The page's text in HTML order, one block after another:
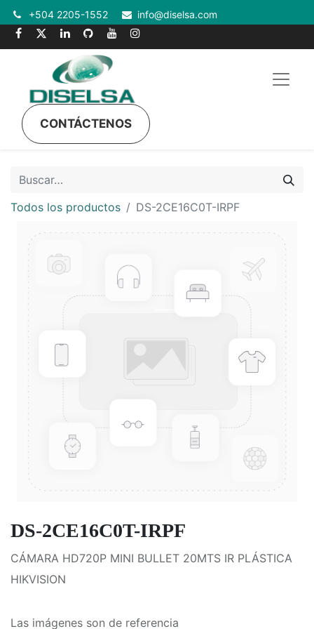
+504 2205-1552 info@diselsa.com
CONTÁCTENOS
Todos los productos DS-2CE16C0T-IRPF
DS-2CE16C0T-IRPF
CÁMARA HD720P MINI BULLET 20MTS IR PLÁSTICA
HIKVISION
Las imágenes son de referencia